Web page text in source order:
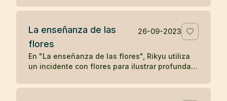
valoradas en la tradición zen.
maestro demuestra su habilidad superior
del maestro lleva a una humilde aceptación por
parte del discípulo, solidificando su relación
maestro-discípulo en un vínculo eterno de
respeto y aprendizaje.
La enseñanza de las
flores
26-09-2023
En "La enseñanza de las flores", Rikyu utiliza
un incidente con flores para ilustrar profundas
transitoria de los fenómenos y la interconexión